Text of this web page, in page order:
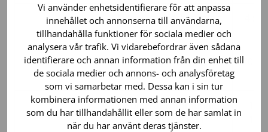
Vi använder enhetsidentifierare för att anpassa
innehållet och annonserna till användarna,
tillhandahålla funktioner för sociala medier och
analysera vår trafik. Vi vidarebefordrar även sådana
identifierare och annan information från din enhet till
de sociala medier och annons- och analysföretag
som vi samarbetar med. Dessa kan i sin tur
kombinera informationen med annan information
som du har tillhandahållit eller som de har samlat in
när du har använt deras tjänster.
Fjärrvärmeförbrukning,
MWh ***)
Brännbart avfall, kg
***)
70
Sorterat kommunalt
avfall, kg ****)